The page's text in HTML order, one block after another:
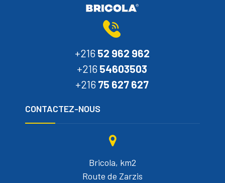
+216 52 962 962
+216 54603503
+216 75 627 627
CONTACTEZ-NOUS
Bricola, km2
Route de Zarzis